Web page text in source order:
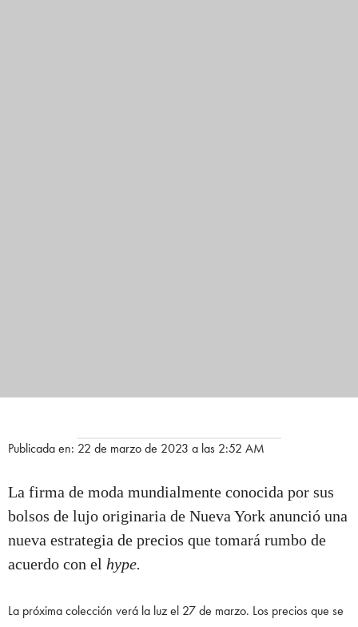
Publicada en: 22 de marzo de 2023 a las 2:52 AM
La firma de moda mundialmente conocida por sus
bolsos de lujo originaria de Nueva York anunció una
nueva estrategia de precios que tomará rumbo de
acuerdo con el hype.
La próxima colección verá la luz el 27 de marzo. Los precios que se